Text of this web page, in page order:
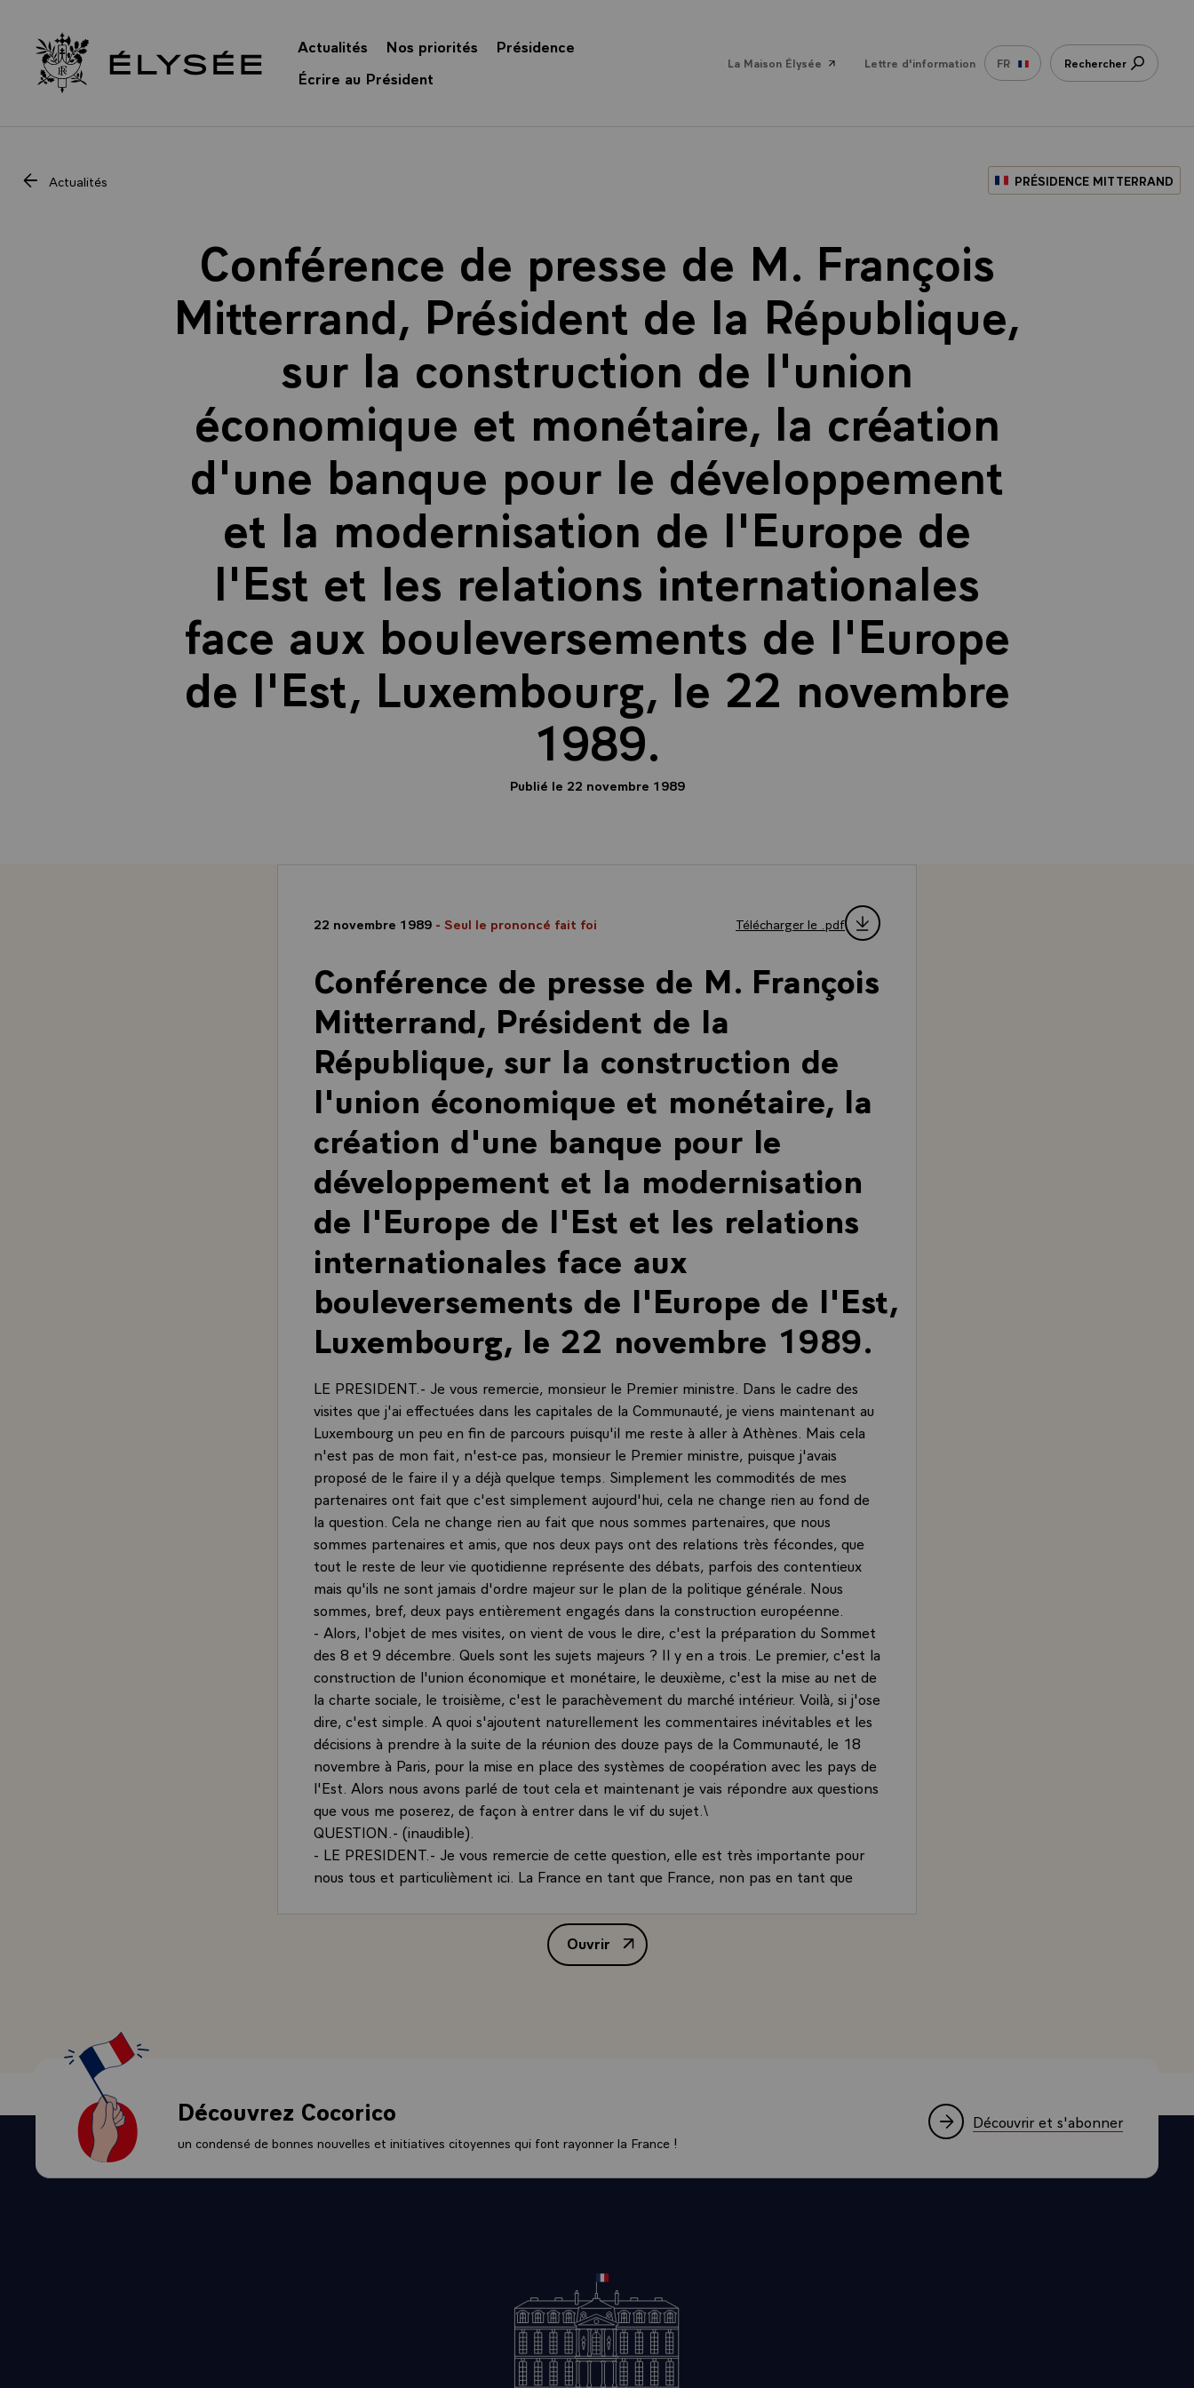
Retour à l’accueil Élysée
Actualités Nos priorités
Présidence
Écrire au Président
La Maison Élysée Lettre d'information FR Rechercher
Actualités PRÉSIDENCE MITTERRAND
Conférence de presse de M. François
Mitterrand, Président de la République,
sur la construction de l'union
économique et monétaire, la création
d'une banque pour le développement
et la modernisation de l'Europe de
l'Est et les relations internationales
face aux bouleversements de l'Europe
de l'Est, Luxembourg, le 22 novembre
1989.
Publié le 22 novembre 1989
22 novembre 1989 - Seul le prononcé fait foi Télécharger le .pdf
Conférence de presse de M. François
Mitterrand, Président de la
République, sur la construction de
l'union économique et monétaire, la
création d'une banque pour le
développement et la modernisation
de l'Europe de l'Est et les relations
internationales face aux
bouleversements de l'Europe de l'Est,
Luxembourg, le 22 novembre 1989.
LE PRESIDENT.- Je vous remercie, monsieur le Premier ministre. Dans le cadre des
visites que j'ai effectuées dans les capitales de la Communauté, je viens maintenant au
Luxembourg un peu en fin de parcours puisqu'il me reste à aller à Athènes. Mais cela
n'est pas de mon fait, n'est-ce pas, monsieur le Premier ministre, puisque j'avais
proposé de le faire il y a déjà quelque temps. Simplement les commodités de mes
partenaires ont fait que c'est simplement aujourd'hui, cela ne change rien au fond de
la question. Cela ne change rien au fait que nous sommes partenaires, que nous
sommes partenaires et amis, que nos deux pays ont des relations très fécondes, que
tout le reste de leur vie quotidienne représente des débats, parfois des contentieux
mais qu'ils ne sont jamais d'ordre majeur sur le plan de la politique générale. Nous
sommes, bref, deux pays entièrement engagés dans la construction européenne.
- Alors, l'objet de mes visites, on vient de vous le dire, c'est la préparation du Sommet
des 8 et 9 décembre. Quels sont les sujets majeurs ? Il y en a trois. Le premier, c'est la
construction de l'union économique et monétaire, le deuxième, c'est la mise au net de
la charte sociale, le troisième, c'est le parachèvement du marché intérieur. Voilà, si j'ose
dire, c'est simple. A quoi s'ajoutent naturellement les commentaires inévitables et les
décisions à prendre à la suite de la réunion des douze pays de la Communauté, le 18
novembre à Paris, pour la mise en place des systèmes de coopération avec les pays de
l'Est. Alors nous avons parlé de tout cela et maintenant je vais répondre aux questions
que vous me poserez, de façon à entrer dans le vif du sujet.\
QUESTION.- (inaudible).
- LE PRESIDENT.- Je vous remercie de cette question, elle est très importante pour
nous tous et particulièment ici. La France en tant que France, non pas en tant que
changes au 1er juillet 1990. Mais, à vrai dire, notre situation est bonne, nous avons en
fait déjà supprimé l'essentiel du contrôle des changes. Cela ne nous pose pas un
problème de principe et ne nous pose même plus de problèmes pratiques, il n'en
inférieur ou désavantageux par rapport aux places financières, non seulement
extérieures à la Communauté mais intérieures à la Communauté, il s'agit de territoires
employé ce terme, une présomption délictueuse par la voie judiciaire -. Le Luxembourg
n'y fait aucunement obstacle et nous non plus. Si donc on réunit ces deux notions
d'enquêtes judiciaires ou poursuites judiciaires sur des faits qui apparaissent comme
délictueux en matière fiscale et si l'investigation reste nationale, ce qui est la moindre
des choses - cela fait partie de nos moeurs habituelles, même à l'intérieur de la
Ouvrir
Conférence de presse de M. François Mitterrand, Président de la République, sur la
Découvrez Cocorico
un condensé de bonnes nouvelles et initiatives citoyennes qui font rayonner la France !
Découvrir et s'abonner